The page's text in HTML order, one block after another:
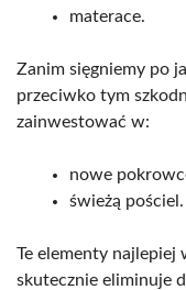
materace.
Zanim sięgniemy po
przeciwko tym
zainwestować w:
nowe
świeżą pościel.
Te elementy najlepiej
skutecznie eliminuje